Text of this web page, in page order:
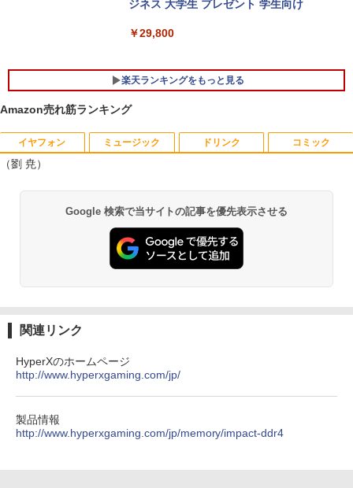
ジネス 大学生 プレゼント 学生向け
￥29,800
楽天ランキングをもっと見る
1
【今だけ】全品ポイント10倍 お買い物マ
Core i5 9500T メモリ8GB 中古SSD 2.5
インチ256GB Windows11 Pro 64bit
【送料無料】【1年保証】
￥22,800
スクトップパソコン デスクトップ PC 中
古パソコン 1186aR 10249091
￥32,780
1
R090-DELL E2220H 21.5インチ 液晶モ
【中古動作品】
￥3,650
ATA | LCD-AH241EDB-B-B | 23.8型ワイ
￥6,280
3
【期間限定10%OFFクーポン 8/12 10時
まで】 モニター 21.5型 液晶ディスプレ
1
アンダーニンジャ（18） 【電子書籍】[
￥792
杖と剣のウィストリア（16） 【電子書
3
町人Aは悪役令嬢をどうしても救いた
い〜どぶと空と氷の姫君〜 10【電子書
店共通特典イラスト付】 【電子書籍】[
￥726
Amazon売れ筋ランキング
イヤフォン
￥7,990
Anker Soundcore Liberty 5 ミッドナイトブ
￥14,990
ミュージック
[Explicit]
￥250
On My Road (Stadium ver.)
￥250
ドリンク
ET ラベルレス ×8本
￥1,112
￥1,380
￥1,117
コミック
ンガンコミックス)
￥770
ONE PIECE モノクロ版 115 (ジャンプコミッ
￥594
（劉 尭）
Google 検索で当サイトの記事を優先表示させる
関連リンク
HyperXのホームページ
http://www.hyperxgaming.com/jp/
製品情報
http://www.hyperxgaming.com/jp/memory/impact-ddr4